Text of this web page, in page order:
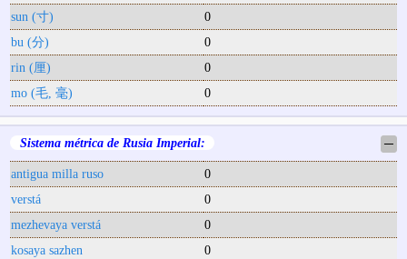
sun (寸)
0
bu (分)
0
rin (厘)
0
mo (毛, 毫)
0
Sistema métrica de Rusia Imperial: ─
antigua milla ruso
0
verstá
0
mezhevaya verstá
0
kosaya sazhen
0